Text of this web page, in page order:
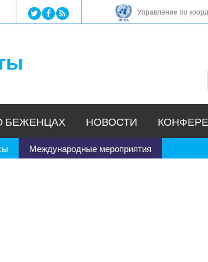
Jump to navigation Управление по
Международные мероприятия
БЕЖЕНЦАХ НОВОСТИ